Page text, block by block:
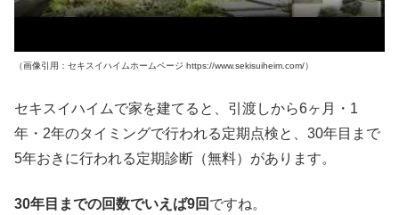
（画像引用：セキスイハイムホームページ https://www.sekisuiheim.com/）
セキスイハイムで家を建てると、引渡しから6ヶ月・1
年・2年のタイミングで行われる定期点検と、30年目まで
5年おきに行われる定期診断（無料）があります。
30年目までの回数でいえば9回 ですね。